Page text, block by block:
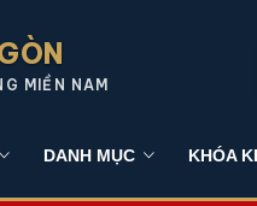
MIỀN NAM
DANH MỤC KHÓA